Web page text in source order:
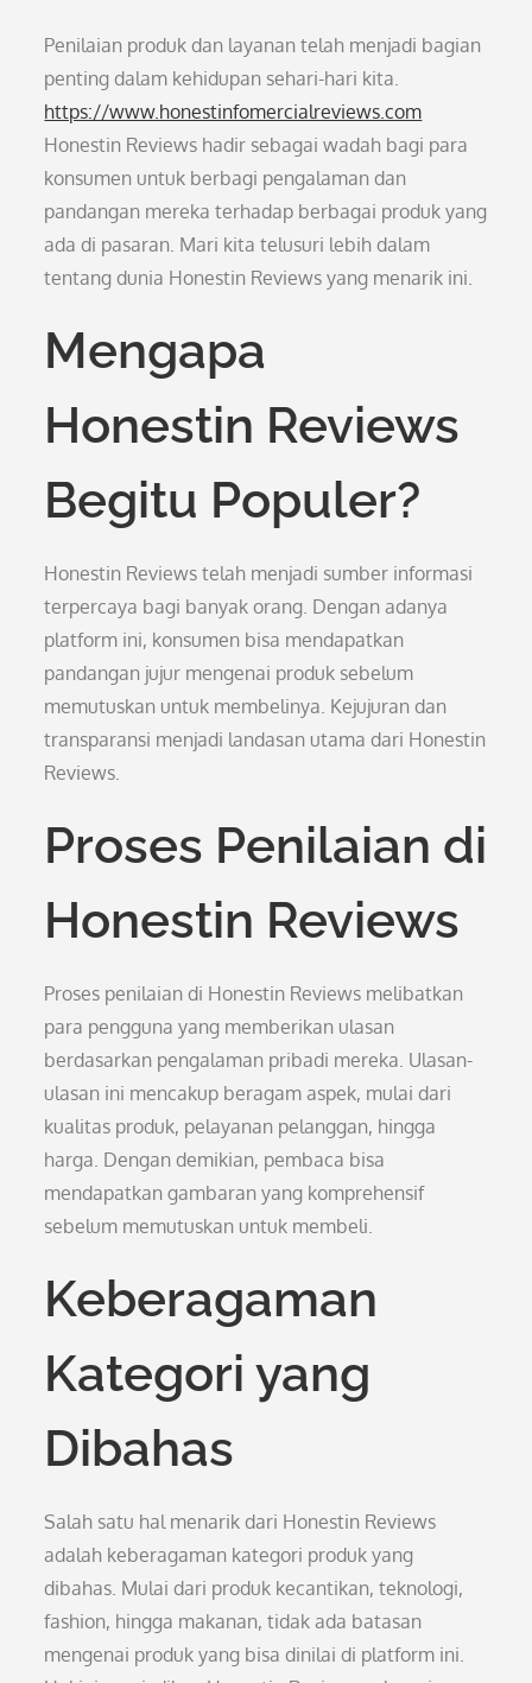
Penilaian produk dan layanan telah menjadi bagian
penting dalam kehidupan sehari-hari kita.
https://www.honestinfomercialreviews.com
Honestin Reviews hadir sebagai wadah bagi para
konsumen untuk berbagi pengalaman dan
pandangan mereka terhadap berbagai produk yang
ada di pasaran. Mari kita telusuri lebih dalam
tentang dunia Honestin Reviews yang menarik ini.
Mengapa
Honestin Reviews
Begitu Populer?
Honestin Reviews telah menjadi sumber informasi
terpercaya bagi banyak orang. Dengan adanya
platform ini, konsumen bisa mendapatkan
pandangan jujur mengenai produk sebelum
memutuskan untuk membelinya. Kejujuran dan
transparansi menjadi landasan utama dari Honestin
Reviews.
Proses Penilaian di
Honestin Reviews
Proses penilaian di Honestin Reviews melibatkan
para pengguna yang memberikan ulasan
berdasarkan pengalaman pribadi mereka. Ulasan-
ulasan ini mencakup beragam aspek, mulai dari
kualitas produk, pelayanan pelanggan, hingga
harga. Dengan demikian, pembaca bisa
mendapatkan gambaran yang komprehensif
sebelum memutuskan untuk membeli.
Keberagaman
Kategori yang
Dibahas
Salah satu hal menarik dari Honestin Reviews
adalah keberagaman kategori produk yang
dibahas. Mulai dari produk kecantikan, teknologi,
fashion, hingga makanan, tidak ada batasan
mengenai produk yang bisa dinilai di platform ini.